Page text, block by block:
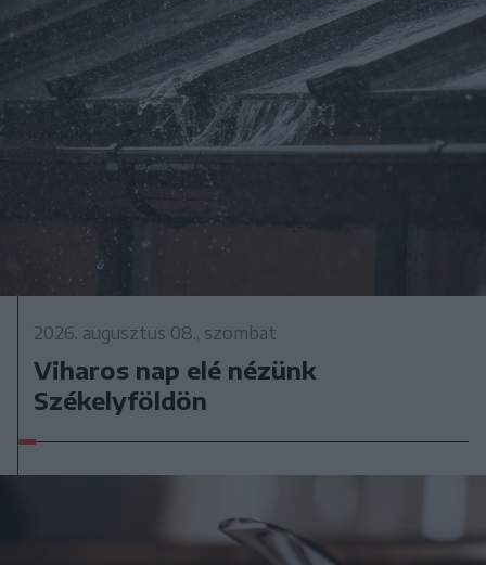
2026. augusztus 08., szombat
Viharos nap elé nézünk
Székelyföldön